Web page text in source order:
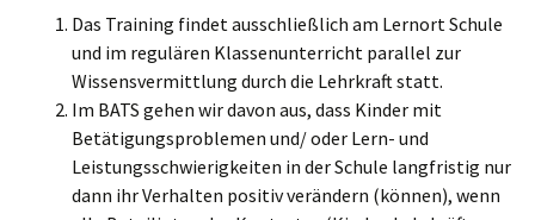
Das Training findet ausschließlich am Lernort Schule
und im regulären Klassenunterricht parallel zur
Wissensvermittlung durch die Lehrkraft statt.
Im BATS gehen wir davon aus, dass Kinder mit
Betätigungsproblemen und/ oder Lern- und
Leistungsschwierigkeiten in der Schule langfristig nur
dann ihr Verhalten positiv verändern (können), wenn